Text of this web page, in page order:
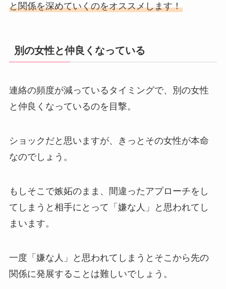
と関係を深めていくのをオススメします！
別の女性と仲良くなっている
連絡の頻度が減っているタイミングで、別の女性
と仲良くなっているのを目撃。
ショックだと思いますが、きっとその女性が本命
なのでしょう。
もしそこで嫉妬のまま、間違ったアプローチをし
てしまうと相手にとって「嫌な人」と思われてし
まいます。
一度「嫌な人」と思われてしまうとそこから先の
関係に発展することは難しいでしょう。